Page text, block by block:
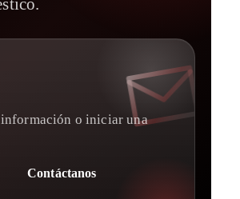
información o iniciar una
Contáctanos